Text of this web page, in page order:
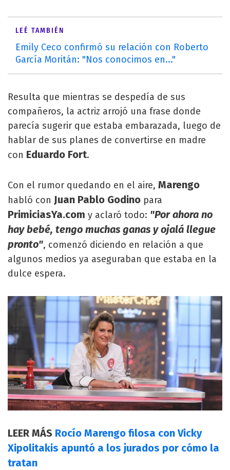
LEÉ TAMBIÉN
Emily Ceco confirmó su relación con Roberto
García Moritán: "Nos conocimos en..."
Resulta que mientras se despedía de sus
compañeros, la actriz arrojó una frase donde
parecía sugerir que estaba embarazada, luego de
hablar de sus planes de convertirse en madre
con Eduardo Fort.
Con el rumor quedando en el aire, Marengo
habló con Juan Pablo Godino para
PrimiciasYa.com y aclaró todo: "Por ahora no
hay bebé, tengo muchas ganas y ojalá llegue
pronto", comenzó diciendo en relación a que
algunos medios ya aseguraban que estaba en la
dulce espera.
LEER MÁS Rocío Marengo filosa con Vicky
Xipolitakis apuntó a los jurados por cómo la
tratan